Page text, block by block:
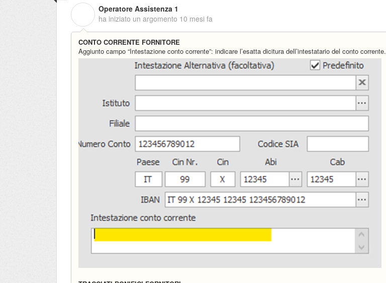
Operatore Assistenza 1
ha iniziato un argomento 10 mesi fa
CONTO CORRENTE FORNITORE
Aggiunto campo “Intestazione conto corrente”: indicare l’esatta dicitura dell’intestatario del conto corrente.